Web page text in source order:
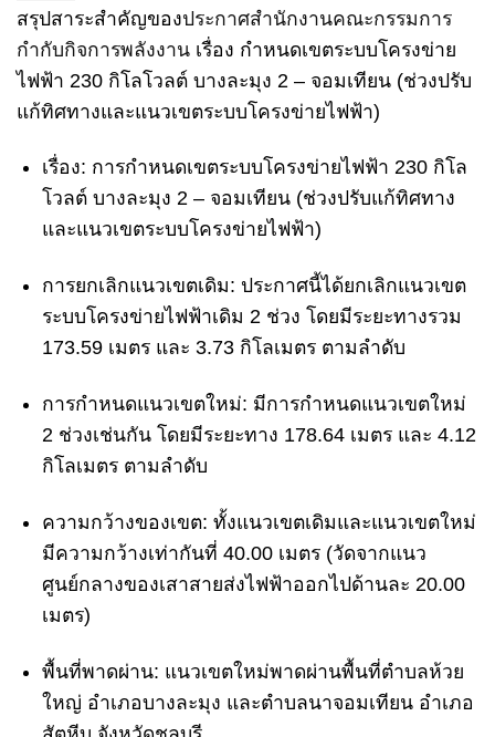
สรุปสาระสำคัญของประกาศสำนักงานคณะกรรมการ
กำกับกิจการพลังงาน เรื่อง กำหนดเขตระบบโครงข่าย
ไฟฟ้า 230 กิโลโวลต์ บางละมุง 2 – จอมเทียน (ช่วงปรับ
แก้ทิศทางและแนวเขตระบบโครงข่ายไฟฟ้า)
เรื่อง: การกำหนดเขตระบบโครงข่ายไฟฟ้า 230 กิโล
โวลต์ บางละมุง 2 – จอมเทียน (ช่วงปรับแก้ทิศทาง
และแนวเขตระบบโครงข่ายไฟฟ้า)
การยกเลิกแนวเขตเดิม: ประกาศนี้ได้ยกเลิกแนวเขต
ระบบโครงข่ายไฟฟ้าเดิม 2 ช่วง โดยมีระยะทางรวม
173.59 เมตร และ 3.73 กิโลเมตร ตามลำดับ
การกำหนดแนวเขตใหม่: มีการกำหนดแนวเขตใหม่
2 ช่วงเช่นกัน โดยมีระยะทาง 178.64 เมตร และ 4.12
กิโลเมตร ตามลำดับ
ความกว้างของเขต: ทั้งแนวเขตเดิมและแนวเขตใหม่
มีความกว้างเท่ากันที่ 40.00 เมตร (วัดจากแนว
ศูนย์กลางของเสาสายส่งไฟฟ้าออกไปด้านละ 20.00
เมตร)
พื้นที่พาดผ่าน: แนวเขตใหม่พาดผ่านพื้นที่ตำบลห้วย
ใหญ่ อำเภอบางละมุง และตำบลนาจอมเทียน อำเภอ